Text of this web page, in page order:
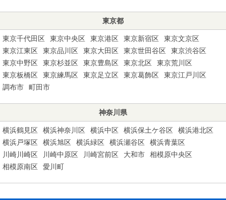
東京都
東京千代田区 東京中央区 東京港区 東京新宿区
東京文京区
東京江東区
東京品川区 東京大田区 東京世田谷区
東京渋谷区
東京中野区
東京杉並区 東京豊島区 東京北区
東京荒川区
東京板橋区
東京練馬区 東京足立区 東京葛飾区
東京江戸川区
調布市
町田市
神奈川県
横浜鶴見区 横浜神奈川区 横浜中区 横浜保土ケ谷区
横浜港北区
横浜戸塚区
横浜旭区 横浜緑区 横浜瀬谷区
横浜青葉区
川崎川崎区
川崎中原区 川崎宮前区 大和市
相模原中央区
相模原南区
愛川町